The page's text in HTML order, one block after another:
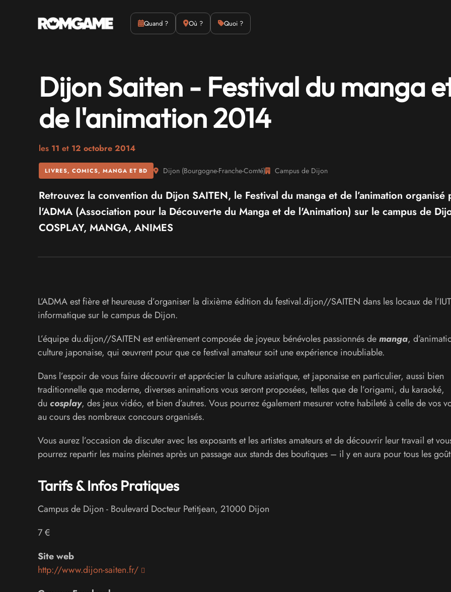
Quand ? Où ? Quoi ?
Actus Culture Emulation
Dijon Saiten - Festival du manga
de l'animation 2014
les 11 et 12 octobre 2014
LIVRES, COMICS, MANGA ET BD Dijon(Bourgogne-Franche-Comté) Campus de Dijon
Retrouvez la convention du Dijon SAITEN, le Festival du manga et de l’animation organisé
l'ADMA (Association pour la Découverte du Manga et de l'Animation) sur le campus de
COSPLAY, MANGA, ANIMES
L’ADMA est fière et heureuse d’organiser la dixième édition du festival.dijon//SAITEN dans les locaux de l’IUT
informatique sur le campus de Dijon.
L’équipe du.dijon//SAITEN est entièrement composée de joyeux bénévoles passionnés demanga,
culture japonaise, qui œuvrent pour que ce festival amateur soit une expérience inoubliable.
Dans l’espoir de vous faire découvrir et apprécier la culture asiatique, et japonaise en particulier, aussi bien
traditionnelle que moderne, diverses animations vous seront proposées, telles que de l’origami, du karaoké,
du cosplay, des jeux vidéo, et bien d’autres. Vous pourrez également mesurer votre habileté à celle de vos
au cours des nombreux concours organisés.
Vous aurez l’occasion de discuter avec les exposants et les artistes amateurs et de découvrir leur travail et
pourrez repartir les mains pleines après un passage aux stands des boutiques – il y en aura pour tous les
Tarifs & Infos Pratiques
Campus de Dijon - Boulevard Docteur Petitjean, 21000 Dijon
7 €
Site web
http://www.dijon-saiten.fr/